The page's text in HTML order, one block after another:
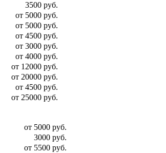
3500 руб.
от 5000 руб.
от 5000 руб.
от 4500 руб.
от 3000 руб.
от 4000 руб.
от 12000 руб.
от 20000 руб.
от 4500 руб.
от 25000 руб.
от 5000 руб.
3000 руб.
от 5500 руб.